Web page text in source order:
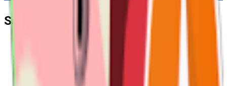
Sản Phẩm